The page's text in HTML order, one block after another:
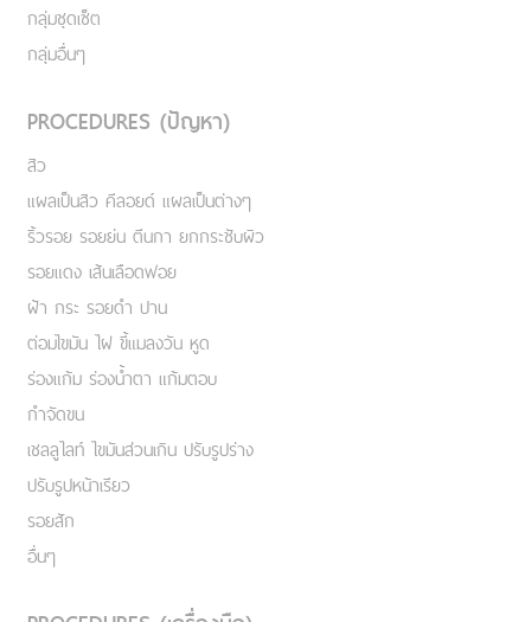
กลุ่มชุดเซ็ต
กลุ่มอื่นๆ
PROCEDURES (ปัญหา)
สิว
แผลเป็นสิว คีลอยด์ แผลเป็นต่างๆ
ริ้วรอย รอยย่น ตีนกา ยกกระชับผิว
รอยแดง เส้นเลือดฟอย
ฝ้า กระ รอยดำ ปาน
ต่อมไขมัน ไฝ ขี้แมลงวัน หูด
ร่องแก้ม ร่องน้ำตา แก้มตอบ
กำจัดขน
เชลลูไลท์ ไขมันส่วนเกิน ปรับรูปร่าง
ปรับรูปหน้าเรียว
รอยสัก
อื่นๆ